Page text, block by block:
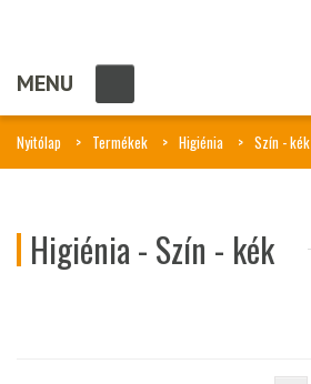
MENU
Nyitólap Termékek Higiénia Szín - kék
Higiénia - Szín - kék